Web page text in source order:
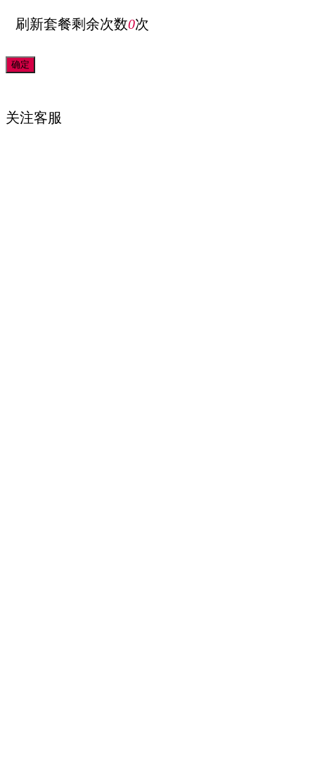
刷新套餐剩余次数0次
关注客服